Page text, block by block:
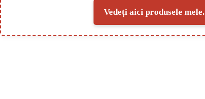
Vedeți aici produsele mele.